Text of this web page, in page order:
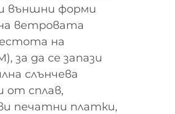
външни форми
ветровата
на
за да се запази
слънчева
от сплав,
печатни платки,